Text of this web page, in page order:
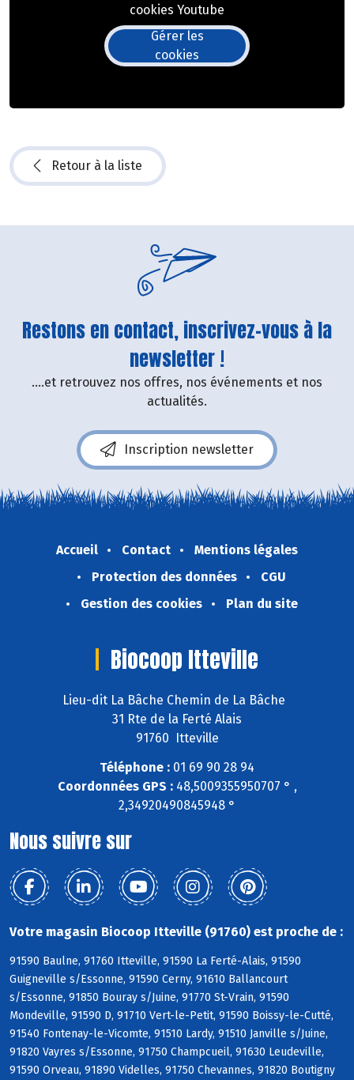
cookies Youtube
Gérer les
cookies
Retour à la liste
Restons en contact, inscrivez-vous à la
newsletter !
....et retrouvez nos offres, nos événements et nos
actualités.
Inscription newsletter
Accueil Contact
Mentions légales
Protection des données
CGU
Gestion des cookies
Plan du site
Biocoop Itteville
Lieu-dit La Bâche Chemin de La Bâche
31 Rte de la Ferté Alais
91760 Itteville
Téléphone : 01 69 90 28 94
Coordonnées GPS :48,5009355950707 ° ,
2,34920490845948 °
Nous suivre sur
Votre magasin Biocoop Itteville (91760) est proche de :
91590 Baulne, 91760 Itteville, 91590 La Ferté-Alais, 91590
Guigneville s/Essonne, 91590 Cerny, 91610 Ballancourt
s/Essonne, 91850 Bouray s/Juine, 91770 St-Vrain, 91590
Mondeville, 91590 D, 91710 Vert-le-Petit, 91590 Boissy-le-Cutté,
91540 Fontenay-le-Vicomte, 91510 Lardy, 91510 Janville s/Juine,
91820 Vayres s/Essonne, 91750 Champcueil, 91630 Leudeville,
91590 Orveau, 91890 Videlles, 91750 Chevannes, 91820 Boutigny